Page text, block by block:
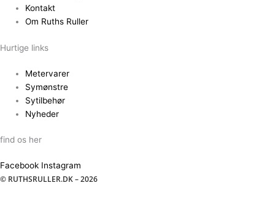
Kontakt
Om Ruths Ruller
Hurtige links
Metervarer
Symønstre
Sytilbehør
Nyheder
find os her
Facebook Instagram
© RUTHSRULLER.DK – 2026